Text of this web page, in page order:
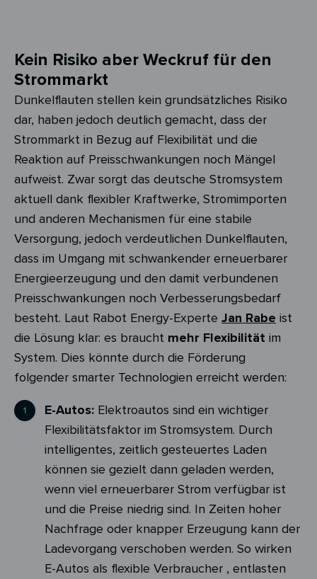
Kein Risiko aber Weckruf für den
Strommarkt
Dunkelflauten stellen kein grundsätzliches Risiko
dar, haben jedoch deutlich gemacht, dass der
Strommarkt in Bezug auf Flexibilität und die
Reaktion auf Preisschwankungen noch Mängel
aufweist. Zwar sorgt das deutsche Stromsystem
aktuell dank flexibler Kraftwerke, Stromimporten
und anderen Mechanismen für eine stabile
Versorgung, jedoch verdeutlichen Dunkelflauten,
dass im Umgang mit schwankender erneuerbarer
Energieerzeugung und den damit verbundenen
Preisschwankungen noch Verbesserungsbedarf
besteht. Laut Rabot Energy-Experte Jan Rabe ist
die Lösung klar: es braucht mehr Flexibilität im
System. Dies könnte durch die Förderung
folgender smarter Technologien erreicht werden:
E-Autos: Elektroautos sind ein wichtiger
Flexibilitätsfaktor im Stromsystem. Durch
intelligentes, zeitlich gesteuertes Laden
können sie gezielt dann geladen werden,
wenn viel erneuerbarer Strom verfügbar ist
und die Preise niedrig sind. In Zeiten hoher
Nachfrage oder knapper Erzeugung kann der
Ladevorgang verschoben werden. So wirken
E-Autos als flexible Verbraucher , entlasten